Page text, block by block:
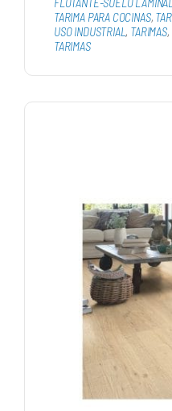
TARIMA PARA COCINAS,
USO INDUSTRIAL , TARIMAS,
TARIMAS